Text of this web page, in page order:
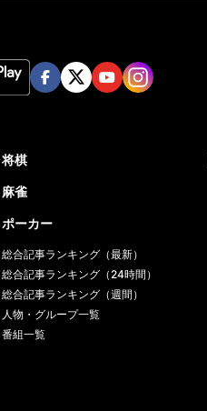
将棋
麻雀
ポーカー
総合記事ランキング（最新）
総合記事ランキング（24時間）
総合記事ランキング（週間）
人物・グループ一覧
番組一覧